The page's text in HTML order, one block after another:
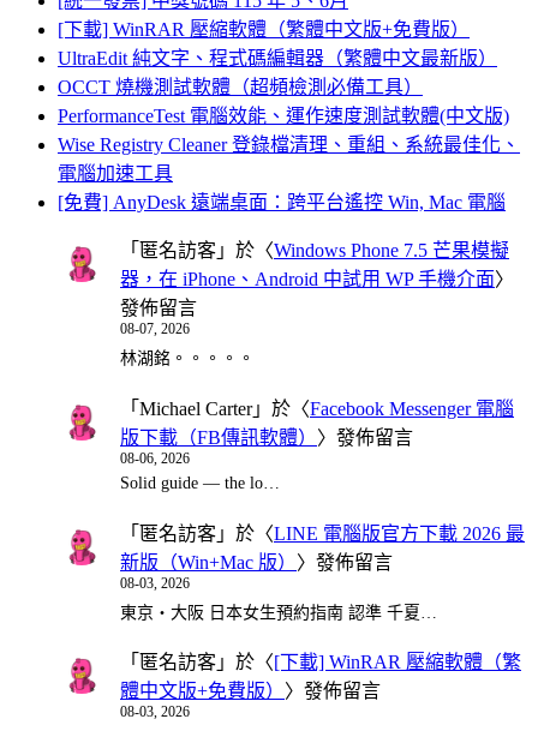
[下載] WinRAR 壓縮軟體（繁體中文版+免費版）
UltraEdit 純文字、程式碼編輯器（繁體中文最新版）
OCCT 燒機測試軟體（超頻檢測必備工具）
PerformanceTest 電腦效能、運作速度測試軟體(中文版)
Wise Registry Cleaner 登錄檔清理、重組、系統最佳化、
電腦加速工具
[免費] AnyDesk 遠端桌面：跨平台遙控 Win, Mac 電腦
「 匿名訪客 」於〈Windows Phone 7.5 芒果模擬
器，在 iPhone、Android 中試用 WP 手機介面〉
發佈留言
08-07, 2026
林湖銘。。。。。
「 Michael Carter」於〈Facebook Messenger 電腦
版下載（FB傳訊軟體） 〉發佈留言
08-06, 2026
Solid guide — the lo…
「 匿名訪客 」於〈LINE 電腦版官方下載 2026 最
新版（Win+Mac 版） 〉發佈留言
08-03, 2026
東京・大阪 日本女生預約指南 認準 千夏…
「 匿名訪客 」於〈[下載] WinRAR 壓縮軟體（繁
體中文版+免費版） 〉發佈留言
08-03, 2026